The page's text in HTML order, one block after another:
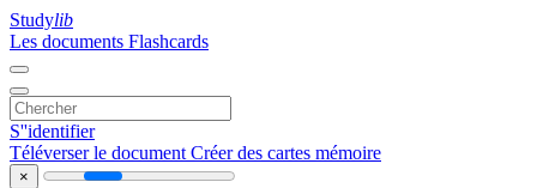
Studylib
Les documents Flashcards
S''identifier
Téléverser le document Créer des cartes mémoire
×